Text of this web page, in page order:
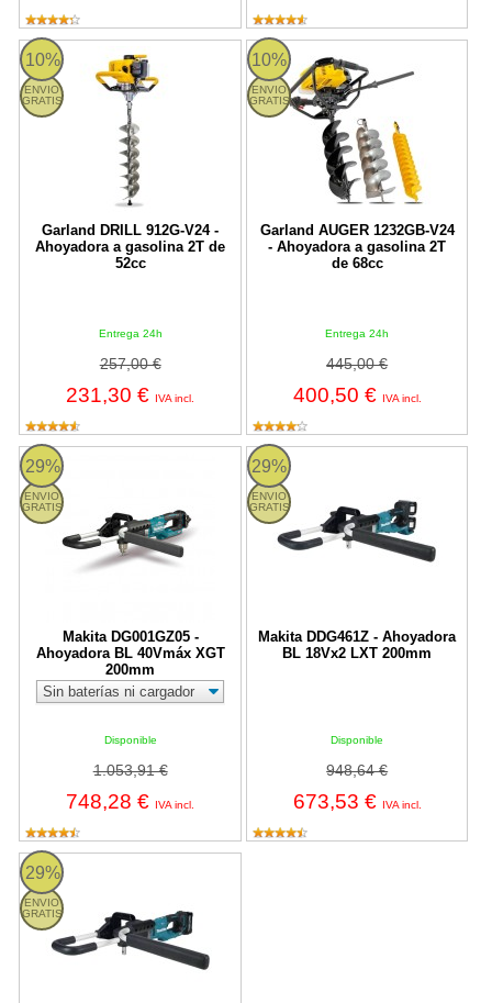
10%
ENVIO
GRATIS
Garland DRILL 912G-V24 -
Ahoyadora a gasolina 2T de
52cc
Entrega 24h
257,00 €
231,30 € IVA incl.
DRILL 912G-V24 Garland 10%
ENVIO
GRATIS
Garland AUGER 1232GB-V24
- Ahoyadora a gasolina 2T
de 68cc
Entrega 24h
445,00 €
400,50 € IVA incl.
AUGER 1232GB-V24 Garland
29%
ENVIO
GRATIS
Makita DG001GZ05 -
Ahoyadora BL 40Vmáx XGT
200mm
Disponible
1.053,91 €
748,28 € IVA incl.
Makita DG001GZ05 - Ahoyadora BL 40Vmáx XGT 200mm
29%
ENVIO
GRATIS
Makita DDG461Z - Ahoyadora
BL 18Vx2 LXT 200mm
Disponible
948,64 €
673,53 € IVA incl.
DDG461Z Dolmar
29%
ENVIO
GRATIS
Makita DG002GZ - Ahoyadora BL 40Vmáx XGT 200mm